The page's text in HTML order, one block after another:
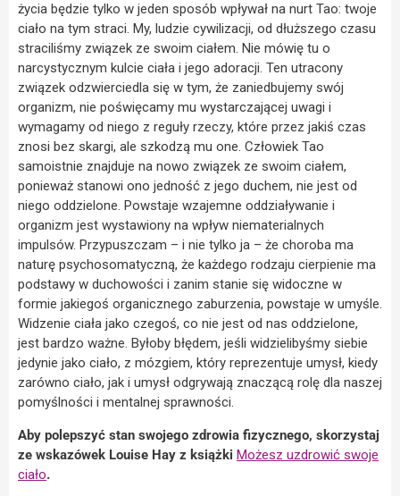
życia będzie tylko w jeden sposób wpływał na nurt Tao: twoje
ciało na tym straci. My, ludzie cywilizacji, od dłuższego czasu
straciliśmy związek ze swoim ciałem. Nie mówię tu o
narcystycznym kulcie ciała i jego adoracji. Ten utracony
związek odzwierciedla się w tym, że zaniedbujemy swój
organizm, nie poświęcamy mu wystarczającej uwagi i
wymagamy od niego z reguły rzeczy, które przez jakiś czas
znosi bez skargi, ale szkodzą mu one. Człowiek Tao
samoistnie znajduje na nowo związek ze swoim ciałem,
ponieważ stanowi ono jedność z jego duchem, nie jest od
niego oddzielone. Powstaje wzajemne oddziaływanie i
organizm jest wystawiony na wpływ niematerialnych
impulsów. Przypuszczam – i nie tylko ja – że choroba ma
naturę psychosomatyczną, że każdego rodzaju cierpienie ma
podstawy w duchowości i zanim stanie się widoczne w
formie jakiegoś organicznego zaburzenia, powstaje w umyśle.
Widzenie ciała jako czegoś, co nie jest od nas oddzielone,
jest bardzo ważne. Byłoby błędem, jeśli widzielibyśmy siebie
jedynie jako ciało, z mózgiem, który reprezentuje umysł, kiedy
zarówno ciało, jak i umysł odgrywają znaczącą rolę dla naszej
pomyślności i mentalnej sprawności.
Aby polepszyć stan swojego zdrowia fizycznego, skorzystaj
ze wskazówek Louise Hay z książki Możesz uzdrowić swoje
ciało.